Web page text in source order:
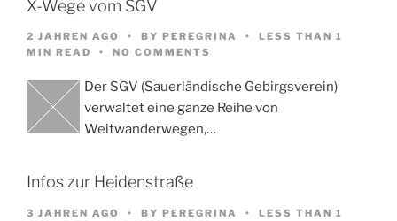
X-Wege vom SGV
2 JAHREN AGO BY PEREGRINA
LESS THAN 1
MIN READ
NO COMMENTS
Der SGV (Sauerländische Gebirgsverein)
verwaltet eine ganze Reihe von
Weitwanderwegen,…
Infos zur Heidenstraße
3 JAHREN AGO BY PEREGRINA
LESS THAN 1